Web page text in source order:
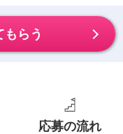
もらう
応募の流れ